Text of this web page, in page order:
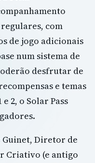
com
de jogo adicionais
num sistema de
desfrutar de
e temas
e 2, o Solar Pass
Diretor de
Criativo (e antigo